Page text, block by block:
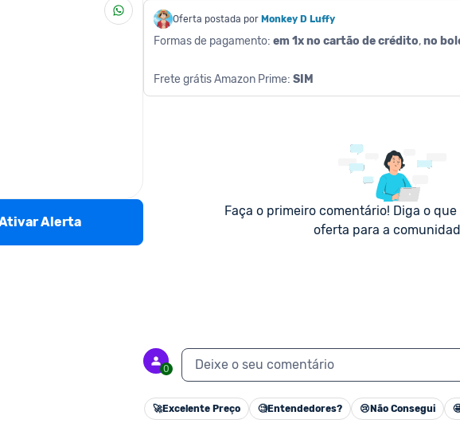
Alerta
Oferta postada por Monkey D Luffy
Formas de pagamento: em 1x no cartão de crédito, no
Frete grátis Amazon Prime: SIM
Faça o primeiro comentário! Diga o
oferta para a
0 Deixe o seu comentário
🚀Excelente Preço 🧐Entendedores? 😢 Não Consegui